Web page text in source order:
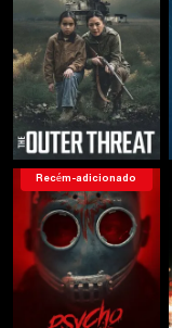
Recém-adicionado